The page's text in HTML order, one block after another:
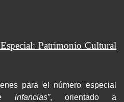
Patrimonio Cultural
para el número especial
infancias”, orientado a